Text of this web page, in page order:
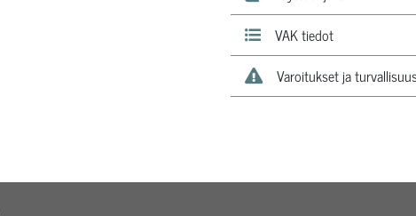
VAK tiedot
Varoitukset ja